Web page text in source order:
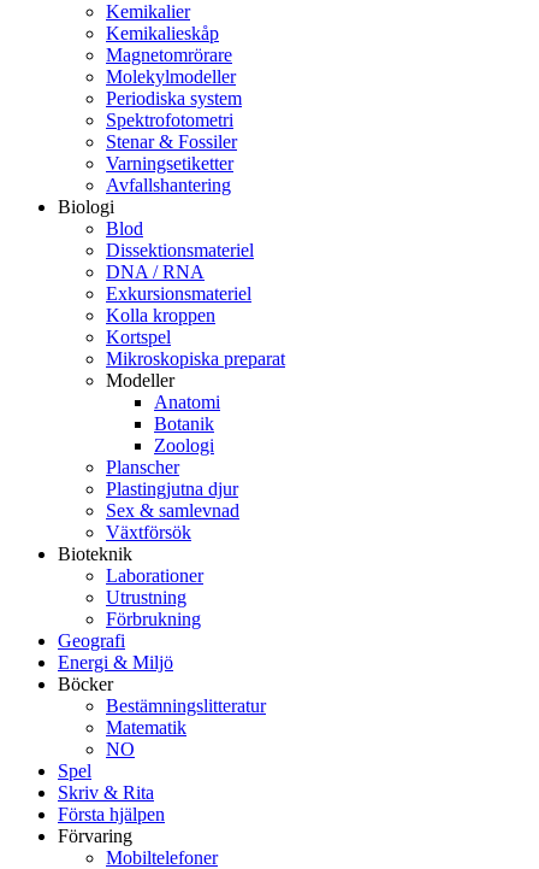
Kemikalier
Kemikalieskåp
Magnetomrörare
Molekylmodeller
Periodiska system
Spektrofotometri
Stenar & Fossiler
Varningsetiketter
Avfallshantering
Biologi
Blod
Dissektionsmateriel
DNA / RNA
Exkursionsmateriel
Kolla kroppen
Kortspel
Mikroskopiska preparat
Modeller
Anatomi
Botanik
Zoologi
Planscher
Plastingjutna djur
Sex & samlevnad
Växtförsök
Bioteknik
Laborationer
Utrustning
Förbrukning
Geografi
Energi & Miljö
Böcker
Bestämningslitteratur
Matematik
NO
Spel
Skriv & Rita
Första hjälpen
Förvaring
Mobiltelefoner